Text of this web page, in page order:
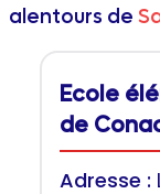
alentours de
Ecole
de
Adresse :